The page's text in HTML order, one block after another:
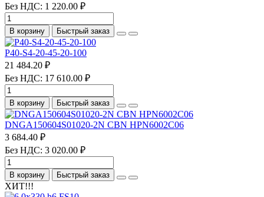
Без НДС: 1 220.00 ₽
В корзину Быстрый заказ
P40-S4-20-45-20-100
21 484.20 ₽
Без НДС: 17 610.00 ₽
В корзину Быстрый заказ
DNGA150604S01020-2N CBN HPN6002C06
3 684.40 ₽
Без НДС: 3 020.00 ₽
В корзину Быстрый заказ
ХИТ!!!